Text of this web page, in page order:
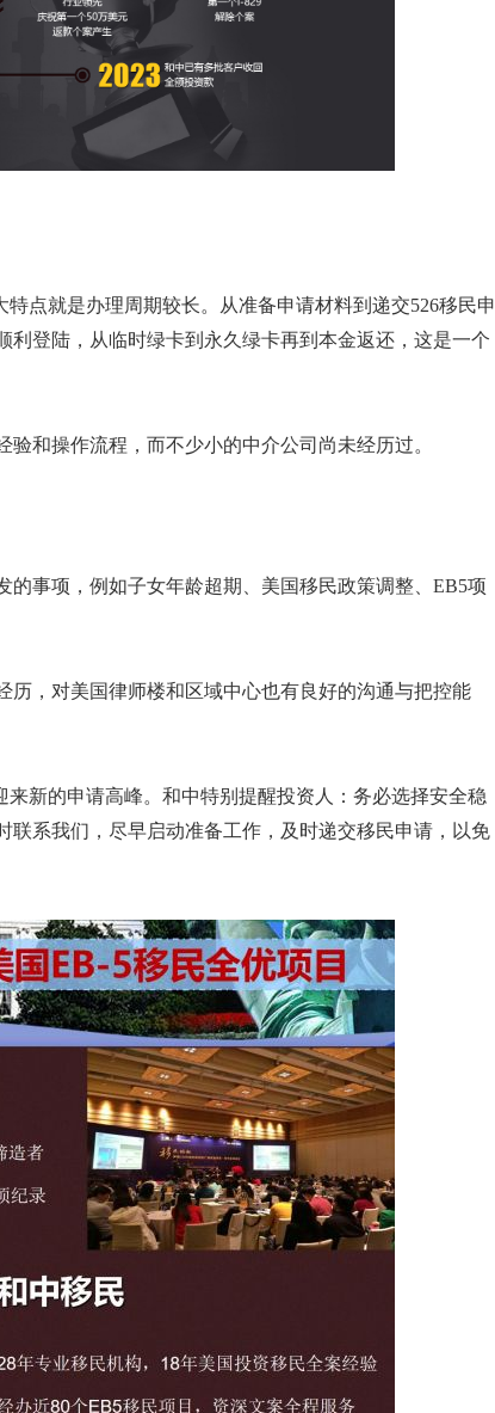
点就是办理周期较长。从准备申请材料到递交526移民申
登陆，从临时绿卡到永久绿卡再到本金返还，这是一个
和操作流程，而不少小的中介公司尚未经历过。
事项，例如子女年龄超期、美国移民政策调整、EB5项
，对美国律师楼和区域中心也有良好的沟通与把控能
新的申请高峰。和中特别提醒投资人：务必选择安全稳
系我们，尽早启动准备工作，及时递交移民申请，以免